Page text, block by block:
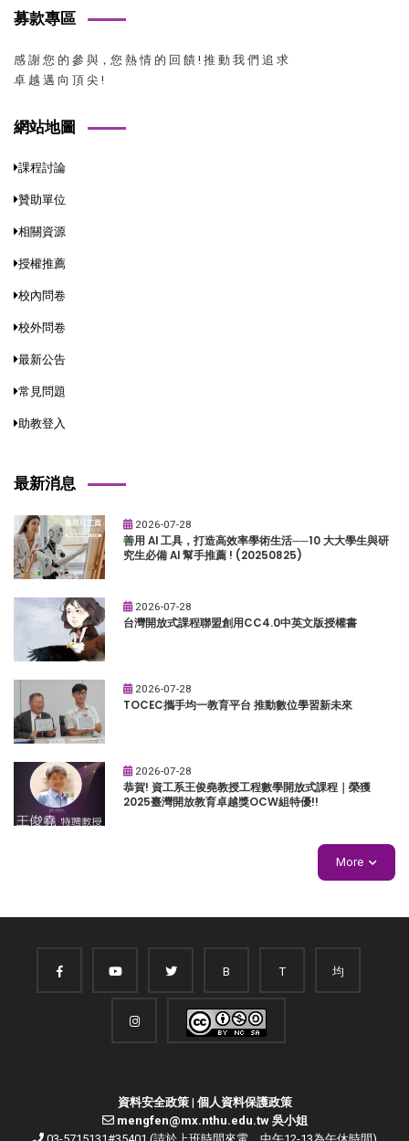
募款專區
感 謝 您 的 參 與，您 熱 情 的 回 饋 ! 推 動 我 們 追 求
卓 越 邁 向 頂 尖 !
網站地圖
課程討論
贊助單位
相關資源
授權推薦
校內問卷
校外問卷
最新公告
常見問題
助教登入
最新消息
2026-07-28
善用 AI 工具，打造高效率學術生活──10 大大學生與研
究生必備 AI 幫手推薦 ! (20250825)
2026-07-28
台灣開放式課程聯盟創用CC4.0中英文版授權書
2026-07-28
TOCEC攜手均一教育平台 推動數位學習新未來
2026-07-28
恭賀! 資工系王俊堯教授工程數學開放式課程｜榮獲
2025臺灣開放教育卓越獎OCW組特優!!
More
B T 均
資料安全政策| 個人資料保護政策
mengfen@mx.nthu.edu.tw 吳小姐
03-5715131#35401 (請於上班時間來電，中午12-13為午休時間)